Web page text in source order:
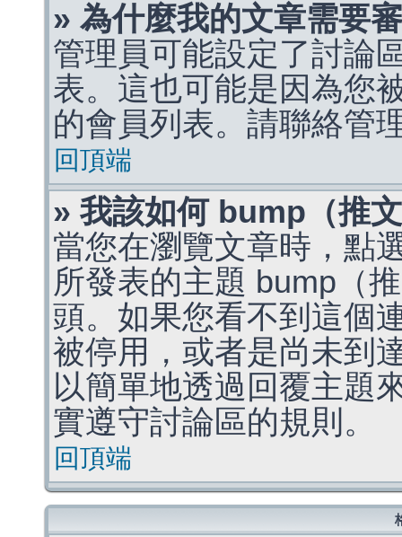
» 為什麼我的文章需要
管理員可能設定了討論
表。這也可能是因為您
的會員列表。請聯絡管
回頂端
» 我該如何 bump（推
當您在瀏覽文章時，點
所發表的主題 bump（
頭。如果您看不到這個
被停用，或者是尚未到
以簡單地透過回覆主題
實遵守討論區的規則。
回頂端